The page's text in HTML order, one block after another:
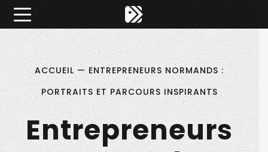
ACCUEIL — ENTREPRENEURS NORMANDS :
PORTRAITS ET PARCOURS INSPIRANTS
Entrepreneurs
Pitch ta Normandie
×
Êtes-vous d'accord pour activer les cookies pour une